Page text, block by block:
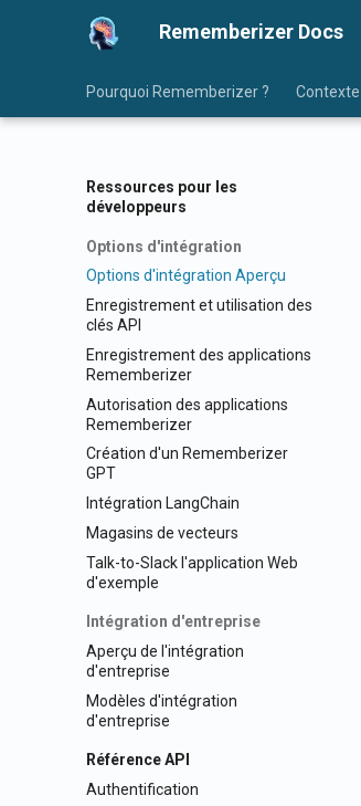
Rememberizer Docs
Pourquoi Rememberizer ? Contexte
Ressources pour les
développeurs
Options d'intégration
Options d'intégration Aperçu
Enregistrement et utilisation des
clés API
Enregistrement des applications
Rememberizer
Autorisation des applications
Rememberizer
Création d'un Rememberizer
GPT
Intégration LangChain
Magasins de vecteurs
Talk-to-Slack l'application Web
d'exemple
Intégration d'entreprise
Aperçu de l'intégration
d'entreprise
Modèles d'intégration
d'entreprise
Référence API
Authentification